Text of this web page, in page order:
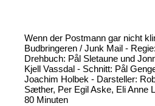
Wenn der Postmann gar nicht
Budbringeren / Junk Mail -
Drehbuch: Pål Sletaune und
Kjell Vassdal - Schnitt: Pål
Joachim Holbek - Darsteller:
Sæther, Per Egil Aske, Eli Anne
80 Minuten